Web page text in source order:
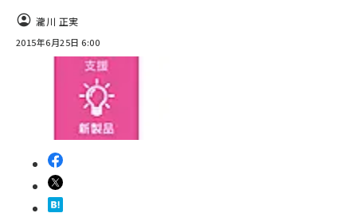
瀧川 正実
2015年6月25日 6:00